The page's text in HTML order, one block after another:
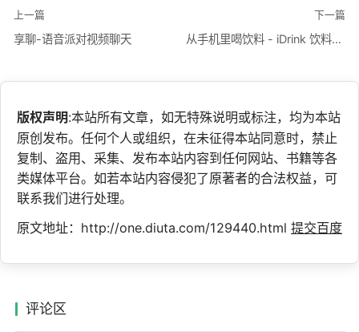
上一篇
享聊-语音派对视频聊天
下一篇
从手机里喝饮料 - iDrink 饮料模拟器 (玩笑)
版权声明:本站所有文章，如无特殊说明或标注，均为本站
原创发布。任何个人或组织，在未征得本站同意时，禁止
复制、盗用、采集、发布本站内容到任何网站、书籍等各
类媒体平台。如若本站内容侵犯了原著者的合法权益，可
联系我们进行处理。
原文地址：http://one.diuta.com/129440.html 提交百度
评论区